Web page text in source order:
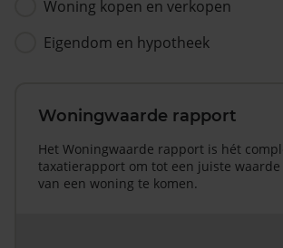
Woning kopen en verkopen
Eigendom en hypotheek
Woningwaarde rapport
Het Woningwaarde rapport is hét
taxatierapport om tot een juiste
van een woning te komen.